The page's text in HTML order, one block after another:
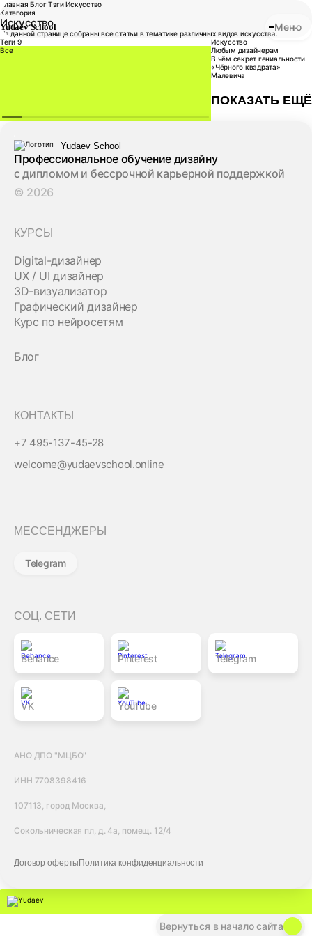
Yudaev School Меню
Главная Блог Тэги Искусство
Категория
Искусство
На данной странице собраны все статьи в тематике различных видов искусства.
Теги 9
Все
3D-дизайн
Искусство
Любым дизайнерам
В чём секрет гениальности
«Чёрного квадрата»
Малевича
ПОКАЗАТЬ ЕЩЁ
Профессиональное обучение дизайну
с дипломом и бессрочной карьерной поддержкой
© 2026
АНО ДПО "МЦБО"
ИНН 7708398416
107113, город Москва,
Сокольническая пл, д. 4а, помещ. 12/4
Договор оферты Политика конфиденциальности
КУРСЫ
Digital-дизайнер
UX / UI дизайнер
3D-визуализатор
Графический дизайнер
Курс по нейросетям
Блог
КОНТАКТЫ
+7 495-137-45-28
welcome@yudaevschool.online
МЕССЕНДЖЕРЫ
Telegram
СОЦ. СЕТИ
Behance Pinterest Telegram
VK YouTube
Вернуться в начало сайта